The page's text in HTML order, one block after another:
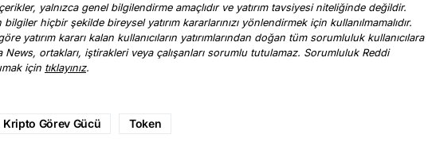
yalnızca genel bilgilendirme amaçlıdır ve yatırım tavsiyesi niteliğinde değildir.
bilgiler hiçbir şekilde bireysel yatırım kararlarınızı yönlendirmek için kullanılmamalıdır.
yatırım kararı kalan kullanıcıların yatırımlarından doğan tüm sorumluluk kullanıcılara
ortakları, iştirakleri veya çalışanları sorumlu tutulamaz. Sorumluluk Reddi
için tıklayınız.
Kripto Görev Gücü Token